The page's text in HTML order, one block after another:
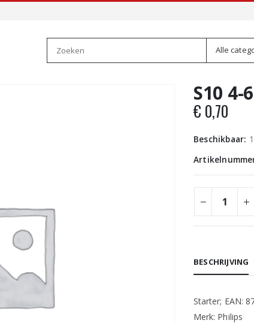
Alle
S10 4-
€ 0,70
Beschikbaar:
BESCHRIJVING
Starter; EAN:
Merk: Philips